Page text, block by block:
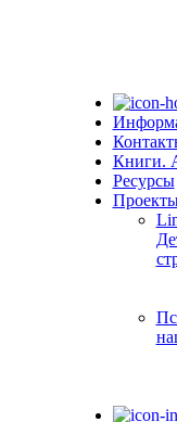
Книги.
Ресурсы